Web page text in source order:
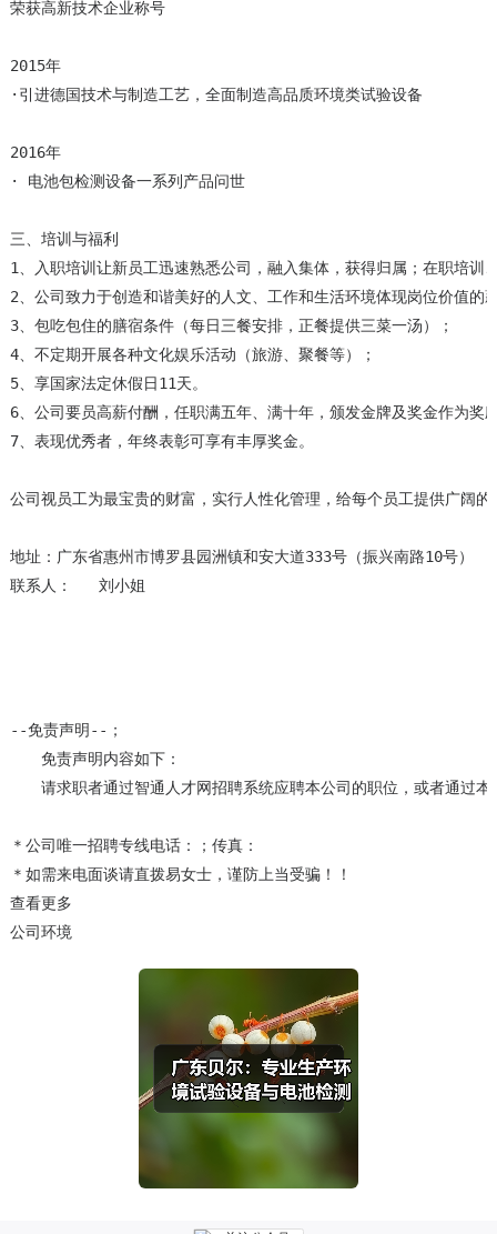
荣获高新技术企业称号
2015年
·引进德国技术与制造工艺，全面制造高品质环境类试验设备
2016年
· 电池包检测设备一系列产品问世
三、培训与福利
1、入职培训让新员工迅速熟悉公司，融入集体，获得归属；在职培训
2、公司致力于创造和谐美好的人文、工作和生活环境体现岗位价值的
3、包吃包住的膳宿条件（每日三餐安排，正餐提供三菜一汤）；
4、不定期开展各种文化娱乐活动（旅游、聚餐等）；
5、享国家法定休假日11天。
6、公司要员高薪付酬，任职满五年、满十年，颁发金牌及奖金作为奖
7、表现优秀者，年终表彰可享有丰厚奖金。
公司视员工为最宝贵的财富，实行人性化管理，给每个员工提供广阔
地址：广东省惠州市博罗县园洲镇和安大道333号（振兴南路10号）
联系人：   刘小姐
--免责声明--；
免责声明内容如下：
请求职者通过智通人才网招聘系统应聘本公司的职位，或者通过本
＊公司唯一招聘专线电话：；传真：
＊如需来电面谈请直拨易女士，谨防上当受骗！！
查看更多
公司环境